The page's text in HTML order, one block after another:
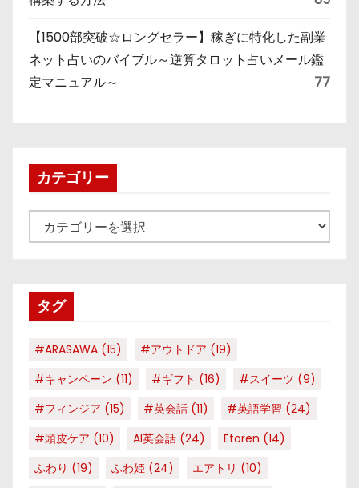
【1500部突破☆ロングセラー】稼ぎに特化した副業
ネット占いのバイブル～逆算タロット占いメール鑑
定マニュアル～
77
カテゴリー
テ
ータグ
#ARASAWA (15) #アウトドア (19)
#キャンペーン (11) #ギフト (16) #スイーツ (9)
#フィンジア (15) #英会話 (11) #英語学習 (24)
#頭皮ケア (10) AI英会話 (24) Etoren (14)
ふわり (19) ふわ姫 (24) エアトリ (10)